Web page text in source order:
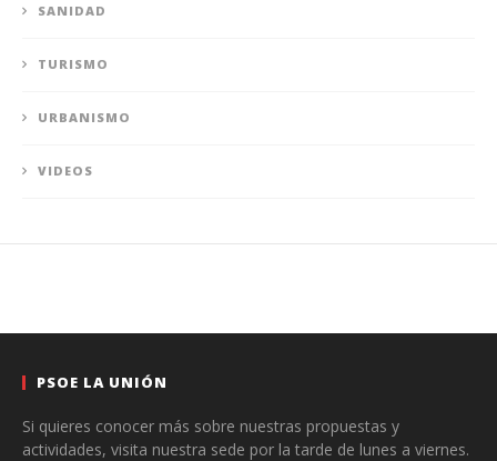
SANIDAD
TURISMO
URBANISMO
VIDEOS
PSOE LA UNIÓN
Si quieres conocer más sobre nuestras propuestas y
actividades, visita nuestra sede por la tarde de lunes a viernes.